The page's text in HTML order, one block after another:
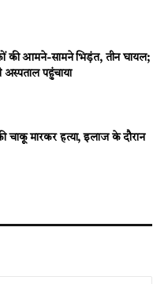
की आमने-सामने भिड़ंत, तीन घायल;
अस्पताल पहुंचाया
चाकू मारकर हत्या, इलाज के दौरान